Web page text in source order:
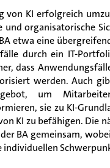
von KI erfolgreich
und organisatorische
etwa eine
durch ein IT-
dass
werden. Auch
um
sie zu KI-
KI zu befähigen. Die
BA gemeinsam,
individuellen